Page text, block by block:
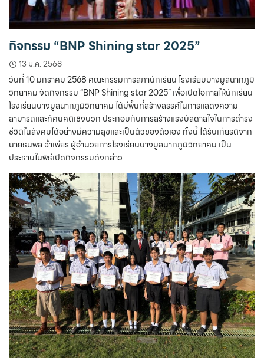
กิจกรรม “BNP Shining star 2025”
13 ม.ค. 2568
วันที่ 10 มกราคม 2568 คณะกรรมการสภานักเรียน โรงเรียบบางมูลนากภูมิ
วิทยาคม จัดกิจกรรม “BNP Shining star 2025” เพื่อเปิดโอกาสให้นักเรียน
โรงเรียนบางมูลนากภูมิวิทยาคม ได้มีพื้นที่สร้างสรรค์ในการแสดงความ
สามารถและทัศนคติเชิงบวก ประกอบกับการสร้างแรงบัลดาลใจในการดำรง
ชีวิตในสังคมได้อย่างมีความสุขและเป็นตัวของตัวเอง ทั้งนี้ ได้รับเกียรติจาก
นายธนพล ฉ่ำเพียร ผู้อำนวยการโรงเรียนบางมูลนากภูมิวิทยาคม เป็น
ประธานในพิธีเปิดกิจกรรมดังกล่าว